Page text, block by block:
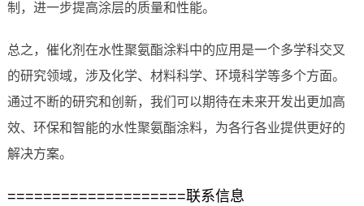
制，进一步提高涂层的质量和性能。
总之，催化剂在水性聚氨酯涂料中的应用是一个多学科交叉
的研究领域，涉及化学、材料科学、环境科学等多个方面。
通过不断的研究和创新，我们可以期待在未来开发出更加高
效、环保和智能的水性聚氨酯涂料，为各行各业提供更好的
解决方案。
====================联系信息